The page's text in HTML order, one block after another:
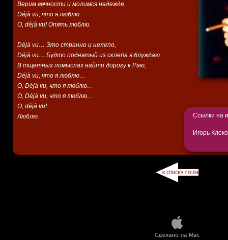
Верим вечности и молимся надежде,
Déjà vu, что я люблю.
О, déjà vu! Опять люблю.
Déjà vu… Это странно и нелепо,
Déjà vu… Будто поднятый из склепа я блуждаю
В тщетных помыслах найти дорогу к Раю,
Déjà vu, что я люблю…
О, Déjà vu, что я люблю…
О, Déjà vu, что я люблю…
О, déjà vu!
Люблю.
Ссылки на
Игорь